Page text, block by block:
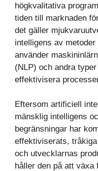
högkvalitativa
tiden till marknaden
det gäller
intelligens av
använder
(NLP) och andra
effektivisera
Eftersom artificiell
mänsklig intelligens
begränsningar har
effektiviserats,
och utvecklarnas
håller den på att växa